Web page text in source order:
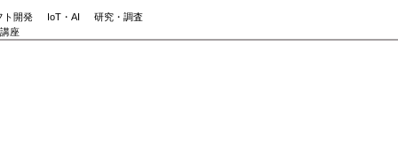
ト開発 IoT・AI
研究・調査
座